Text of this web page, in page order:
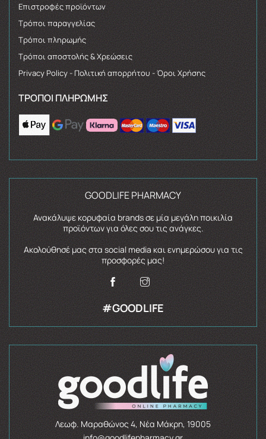
Επιστροφές προϊόντων
Τρόποι παραγγελίας
Τρόποι πληρωμής
Τρόποι αποστολής & Χρεώσεις
Privacy Policy - Πολιτική απορρήτου - Όροι Χρήσης
ΤΡΌΠΟΙ ΠΛΗΡΩΜΉΣ
GOODLIFE PHARMACY
Ανακάλυψε κορυφαία brands σε μία μεγάλη ποικιλία
προϊόντων για όλες σου τις ανάγκες.
Ακολούθησέ μας στα social media και ενημερώσου για τις
προσφορές μας!
#GOODLIFE
Λεωφ. Μαραθώνος 4, Νέα Μάκρη, 19005